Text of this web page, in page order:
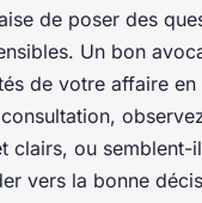
de poser des
Un bon
de votre affaire
clairs, ou semblent-
vers la bonne